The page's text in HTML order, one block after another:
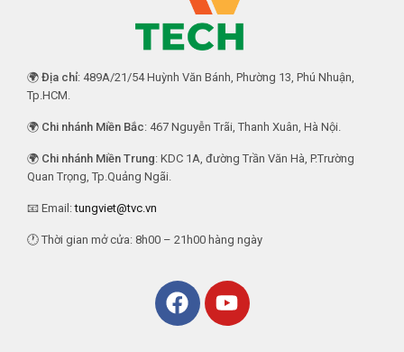
🌍 Địa chỉ: 489A/21/54 Huỳnh Văn Bánh, Phường 13, Phú Nhuận,
Tp.HCM.
🌍 Chi nhánh Miền Bắc: 467 Nguyễn Trãi, Thanh Xuân, Hà Nội.
🌍 Chi nhánh Miền Trung: KDC 1A, đường Trần Văn Hà, P.Trường
Quan Trọng, Tp.Quảng Ngãi.
📧 Email:tungviet@tvc.vn
🕐 Thời gian mở cửa: 8h00 – 21h00 hàng ngày